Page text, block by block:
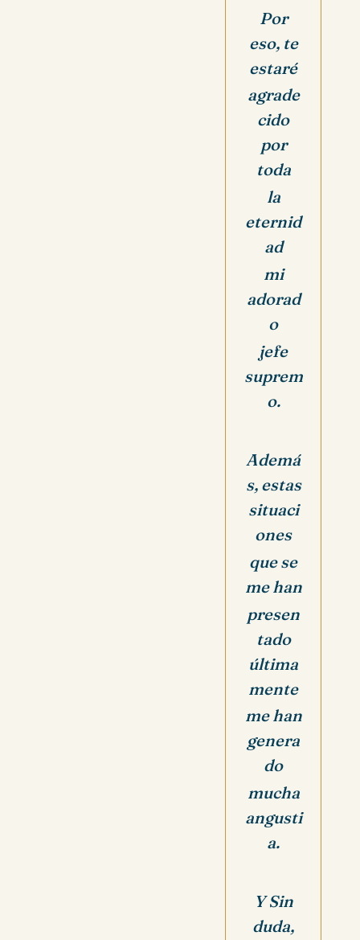
Por
eso, te
estaré
agrade
cido
por
toda
la
eternid
ad
mi
adorad
o
jefe
suprem
o.
Ademá
s, estas
situaci
ones
que se
me han
presen
tado
última
mente
me han
genera
do
mucha
angusti
a.
Y Sin
duda,